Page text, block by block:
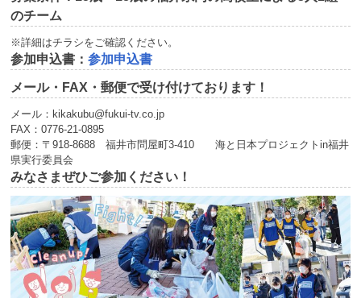
のチーム
※詳細はチラシをご確認ください。
参加申込書：参加申込書
メール・FAX・郵便で受け付けております！
メール：kikakubu@fukui-tv.co.jp
FAX：0776-21-0895
郵便：〒918-8688 福井市問屋町3-410 海と日本プロジェクトin福井
県実行委員会
みなさまぜひご参加ください！